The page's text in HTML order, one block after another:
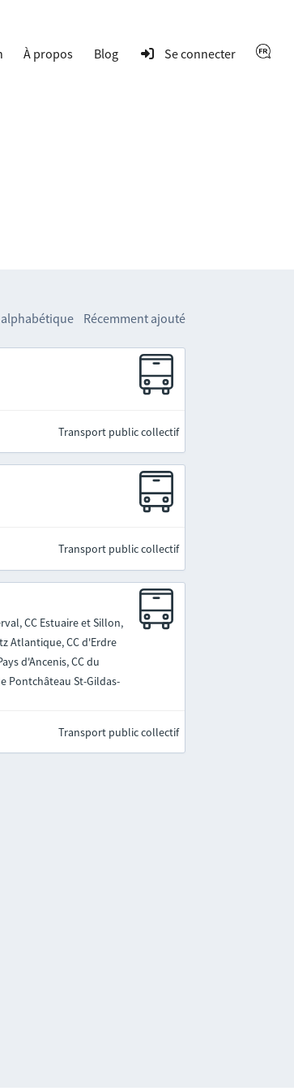
À propos Blog Se connecter
Récemment ajouté
Transport public collectif
Transport public collectif
CC Estuaire et Sillon,
Atlantique, CC d'Erdre
d'Ancenis, CC du
Pontchâteau St-Gildas-
Transport public collectif